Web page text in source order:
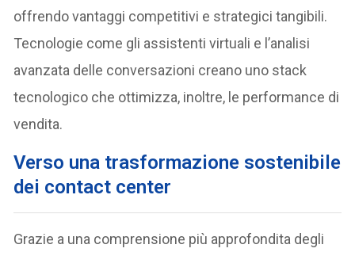
offrendo vantaggi competitivi e strategici tangibili.
Tecnologie come gli assistenti virtuali e l’analisi
avanzata delle conversazioni creano uno stack
tecnologico che ottimizza, inoltre, le performance di
vendita.
Verso una trasformazione sostenibile
dei contact center
Grazie a una comprensione più approfondita degli